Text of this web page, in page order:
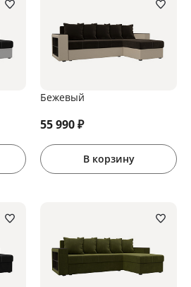
Бежевый
55 990₽
В корзину